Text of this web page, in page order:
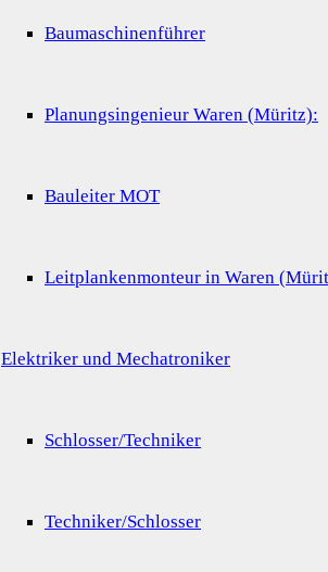
Baumaschinenführer
Planungsingenieur Waren (Müritz):
Bauleiter MOT
Leitplankenmonteur in Waren
Elektriker und Mechatroniker
Schlosser/Techniker
Techniker/Schlosser